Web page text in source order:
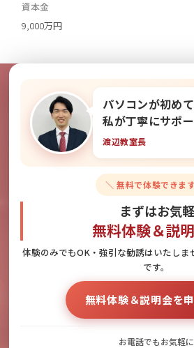
資本金
9,000万円
パソコンが初めて
私が丁寧にサポ
渡辺教室長
＼ 無料で体験できま
まずはお気
無料体験＆説
体験のみでもOK・強引な勧誘はいたし
です。
無料体験＆説明会を
お電話でもお気軽に
教室の雰囲気を無料
す！
無料体験＆説明会のお申し
お電話でのお問い
無料体験＆説明会へのお
092-